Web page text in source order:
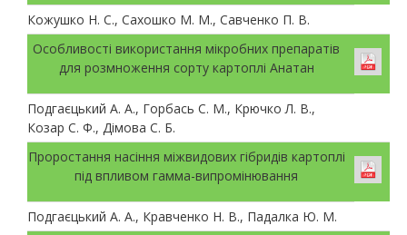
Кожушко Н. С., Сахошко М. М., Савченко П. В.
Особливості використання мікробних препаратів
для розмноження сорту картоплі Анатан
Подгаєцький А. А., Горбась С. М., Крючко Л. В.,
Козар С. Ф., Дімова С. Б.
Проростання насіння міжвидових гібридів картоплі
під впливом гамма-випромінювання
Подгаєцький А. А., Кравченко Н. В., Падалка Ю. М.